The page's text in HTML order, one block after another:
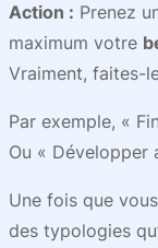
Action : Prenez
maximum votre
Vraiment, faites-
Par exemple, «
Ou « Développer
Une fois que
des typologies